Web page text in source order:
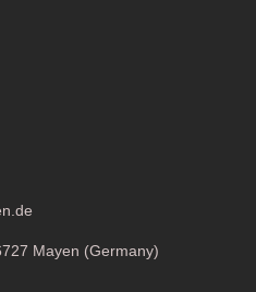
Mayen (Germany)